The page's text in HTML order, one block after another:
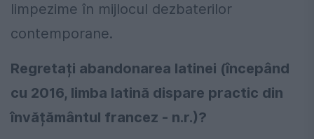
limpezime în mijlocul dezbaterilor
contemporane.
Regretați abandonarea latinei (începând
cu 2016, limba latină dispare practic din
învățământul francez - n.r.)?